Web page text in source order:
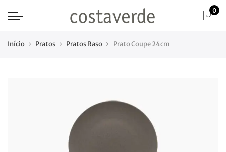
0
Início Pratos Pratos Raso Prato Coupe 24cm